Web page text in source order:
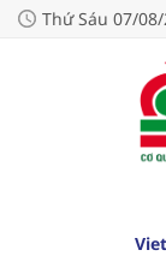
Thứ Sáu 07/